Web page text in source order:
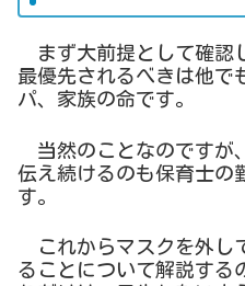
まず大前提として確認
最優先されるべきは他で
パ、家族の命です。
当然のことなのですが
伝え続けるのも保育士の
す。
これからマスクを外し
ることについて解説する